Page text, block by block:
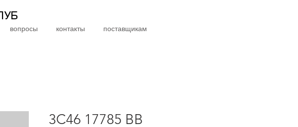
вопросы контакты поставщикам
3C46 17785 BB